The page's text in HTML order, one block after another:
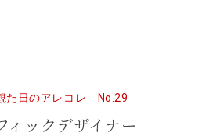
た日のアレコレ No.29
ィックデザイナー